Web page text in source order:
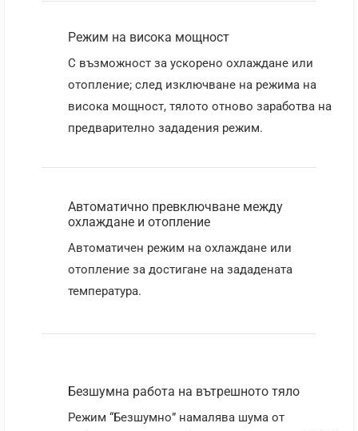
Режим на висока мощност
С възможност за ускорено охлаждане или
отопление; след изключване на режима на
висока мощност, тялото отново заработва на
предварително зададения режим.
Автоматично превключване между
охлаждане и отопление
Автоматичен режим на охлаждане или
отопление за достигане на зададената
температура.
Безшумна работа на вътрешното тяло
Режим “Безшумно” намалява шума от